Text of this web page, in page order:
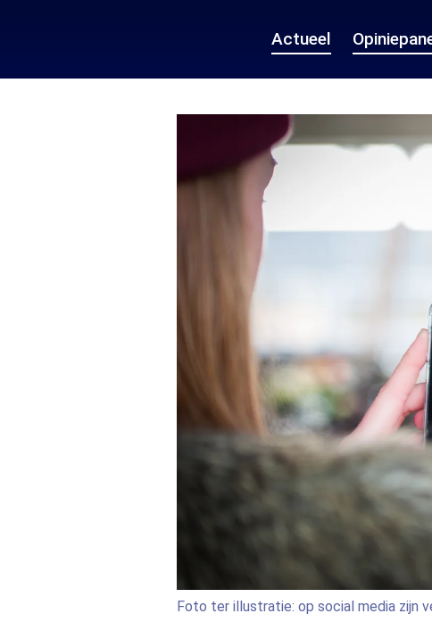
Actueel
Foto ter illustratie: op social media zijn